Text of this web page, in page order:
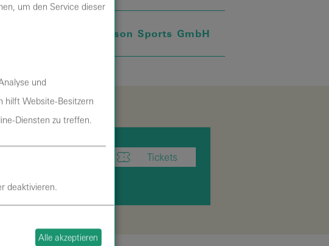
Madison Sports GmbH
Tickets
um den Service dieser
und
hilft Website-Besitzern
Diensten zu treffen.
deaktivieren.
Alle akzeptieren